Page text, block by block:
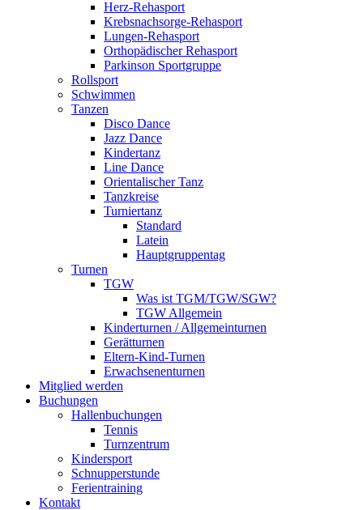
Herz-Rehasport
Krebsnachsorge-Rehasport
Lungen-Rehasport
Orthopädischer Rehasport
Parkinson Sportgruppe
Rollsport
Schwimmen
Tanzen
Disco Dance
Jazz Dance
Kindertanz
Line Dance
Orientalischer Tanz
Tanzkreise
Turniertanz
Standard
Latein
Hauptgruppentag
Turnen
TGW
Was ist TGM/TGW/SGW?
TGW Allgemein
Kinderturnen / Allgemeinturnen
Gerätturnen
Eltern-Kind-Turnen
Erwachsenenturnen
Mitglied werden
Buchungen
Hallenbuchungen
Tennis
Turnzentrum
Kindersport
Schnupperstunde
Ferientraining
Kontakt